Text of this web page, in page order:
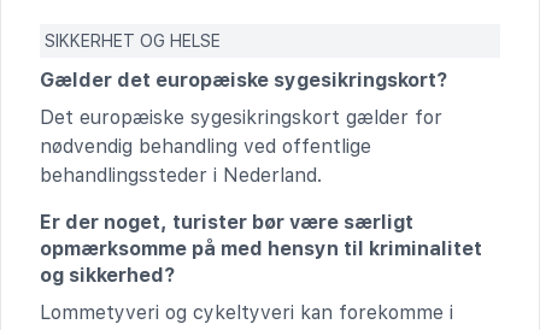
SIKKERHET OG HELSE
Gælder det europæiske sygesikringskort?
Det europæiske sygesikringskort gælder for
nødvendig behandling ved offentlige
behandlingssteder i Nederland.
Er der noget, turister bør være særligt
opmærksomme på med hensyn til kriminalitet
og sikkerhed?
Lommetyveri og cykeltyveri kan forekomme i